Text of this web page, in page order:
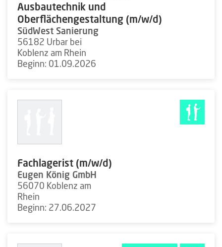
Ausbautechnik und
Oberflächengestaltung (m/w/d)
SüdWest Sanierung
56182 Urbar bei
Koblenz am Rhein
Beginn: 01.09.2026
Fachlagerist (m/w/d)
Eugen König GmbH
56070 Koblenz am
Rhein
Beginn: 27.06.2027